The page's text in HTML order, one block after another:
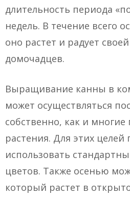
длительность периода
недель. В течение всего
оно растет и радует
домочадцев.
Выращивание канны в
может осуществляться
собственно, как и
растения. Для этих целей
использовать
цветов. Также осенью
который растет в